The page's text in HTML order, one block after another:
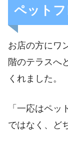
ペット
お店の方にワ
階のテラスへ
くれました。
「一応はペ
ではなく、ど